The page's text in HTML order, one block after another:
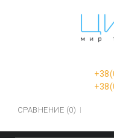
СРАВНЕНИЕ (0)